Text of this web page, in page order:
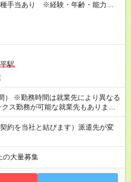
手当あり ※経験・年齢・能力等を
駅
） ※勤務時間は就業先により異なる
すい環境をつくるべく、 働き方
でいます。
約を当社と結びます）派遣先が変
の大量募集